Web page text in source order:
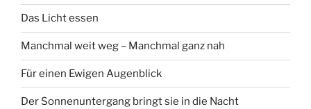
Das Licht essen
Manchmal weit weg – Manchmal ganz nah
Für einen Ewigen Augenblick
Der Sonnenuntergang bringt sie in die Nacht